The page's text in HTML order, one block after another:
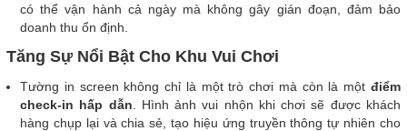
có thể vận hành cả ngày mà không gây gián đoạn, đảm bảo
doanh thu ổn định.
Tăng Sự Nổi Bật Cho Khu Vui Chơi
Tường in screen không chỉ là một trò chơi mà còn là một điểm
check-in hấp dẫn . Hình ảnh vui nhộn khi chơi sẽ được khách
hàng chụp lại và chia sẻ, tạo hiệu ứng truyền thông tự nhiên cho